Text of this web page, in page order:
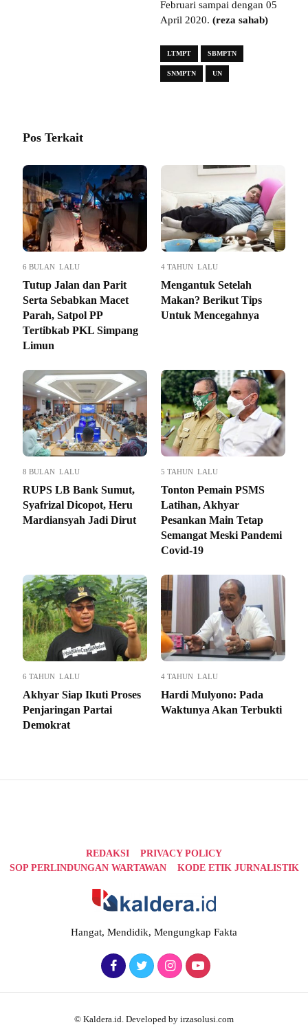
Februari sampai dengan 05
April 2020. (reza sahab)
LTMPT SBMPTN
SNMPTN UN
Pos Terkait
6 BULAN LALU
Tutup Jalan dan Parit
Serta Sebabkan Macet
Parah, Satpol PP
Tertibkab PKL Simpang
Limun
4 TAHUN LALU
Mengantuk Setelah
Makan? Berikut Tips
Untuk Mencegahnya
8 BULAN LALU
RUPS LB Bank Sumut,
Syafrizal Dicopot, Heru
Mardiansyah Jadi Dirut
5 TAHUN LALU
Tonton Pemain PSMS
Latihan, Akhyar
Pesankan Main Tetap
Semangat Meski Pandemi
Covid-19
6 TAHUN LALU
Akhyar Siap Ikuti Proses
Penjaringan Partai
Demokrat
4 TAHUN LALU
Hardi Mulyono: Pada
Waktunya Akan Terbukti
REDAKSI
PRIVACY POLICY
SOP PERLINDUNGAN WARTAWAN
KODE ETIK JURNALISTIK
Hangat, Mendidik, Mengungkap Fakta
© Kaldera.id. Developed by irzasolusi.com